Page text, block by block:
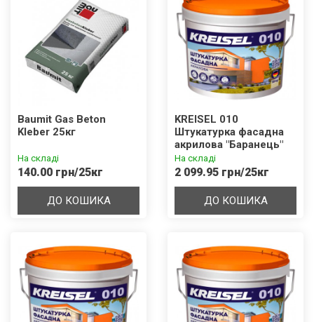
Baumit Gas Beton
Kleber 25кг
На складі
140.00 грн/25кг
ДО КОШИКА
KREISEL 010
Штукатурка фасадна
акрилова "Баранець"
1,0 / 1,5 / 2,0 / 3,0 мм
База D
На складі
2 099.95 грн/25кг
ДО КОШИКА